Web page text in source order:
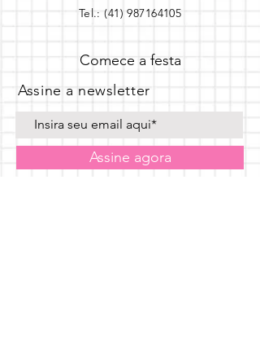
Tel.: (41) 987164105
Comece a festa
Assine a newsletter
Assine agora